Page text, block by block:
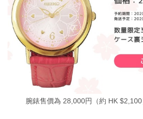
腕錶售價為 28,000円（約 HK $2,100